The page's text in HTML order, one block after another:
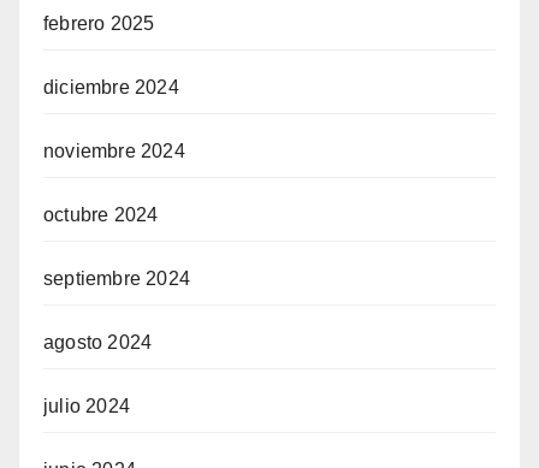
febrero 2025
diciembre 2024
noviembre 2024
octubre 2024
septiembre 2024
agosto 2024
julio 2024